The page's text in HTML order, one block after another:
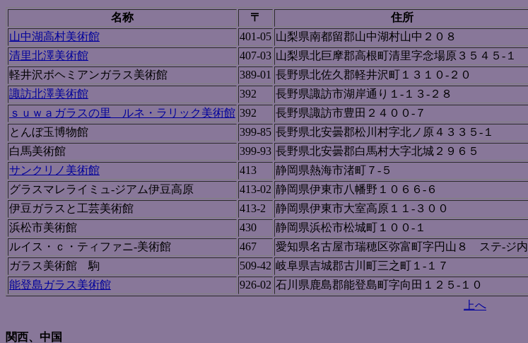
名称 〒 住所
山中湖高村美術館
401-05 山梨県南都留郡山中湖村山中２０８
清里北澤美術館
407-03 山梨県北巨摩郡高根町清里字念場原３５４５-１
軽井沢ボヘミアンガラス美術館
389-01 長野県北佐久郡軽井沢町１３１０-２０
諏訪北澤美術館
392 長野県諏訪市湖岸通り１-１３-２８
ｓｕｗａガラスの里 ルネ・ラリック美術館 392 長野県諏訪市豊田２４００-７
とんぼ玉博物館
399-85 長野県北安曇郡松川村字北ノ原４３３５-１
白馬美術館
399-93 長野県北安曇郡白馬村大字北城２９６５
サンクリノ美術館
413 静岡県熱海市渚町７-５
グラスマレライミュ-ジアム伊豆高原
413-02 静岡県伊東市八幡野１０６６-６
伊豆ガラスと工芸美術館
413-2 静岡県伊東市大室高原１１-３００
浜松市美術館
430 静岡県浜松市松城町１００-１
ルイス・ｃ・ティファニ-美術館
467 愛知県名古屋市瑞穂区弥富町字円山８ ステ-ジ内
ガラス美術館 駒
509-42 岐阜県吉城郡古川町三之町１-１７
能登島ガラス美術館
926-02 石川県鹿島郡能登島町字向田１２５-１０
上へ
関西、中国